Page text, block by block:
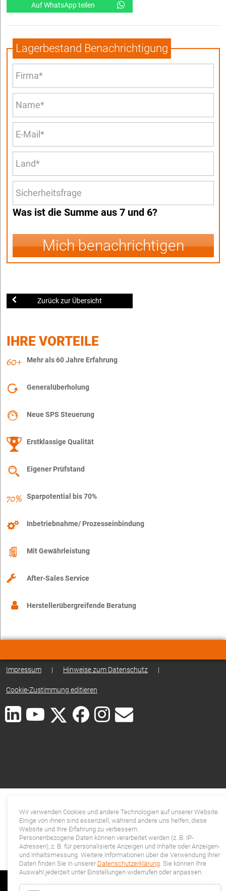
Auf WhatsApp teilen
Lagerbestand Benachrichtigung
Was ist die Summe aus 7 und 6?
Mich benachrichtigen
Zurück zur Übersicht
IHRE VORTEILE
Mehr als 60 Jahre Erfahrung
Generalüberholung
Neue SPS Steuerung
Erstklassige Qualität
Eigener Prüfstand
Sparpotential bis 70%
Inbetriebnahme/ Prozesseinbindung
Mit Gewährleistung
After-Sales Service
Herstellerübergreifende Beratung
Impressum | Hinweise zum Datenschutz |
Cookie-Zustimmung editieren
Wir verwenden Cookies und andere Technologien auf unserer Website.
Einige von ihnen sind essenziell, während andere uns helfen, diese
Website und Ihre Erfahrung zu verbessern.
Personenbezogene Daten können verarbeitet werden (z. B. IP-
Adressen), z. B. für personalisierte Anzeigen und Inhalte oder Anzeigen-
und Inhaltsmessung. Weitere Informationen über die Verwendung Ihrer
Daten finden Sie in unserer Datenschutzerklärung . Sie können Ihre
Auswahl jederzeit unter Einstellungen widerrufen oder anpassen.